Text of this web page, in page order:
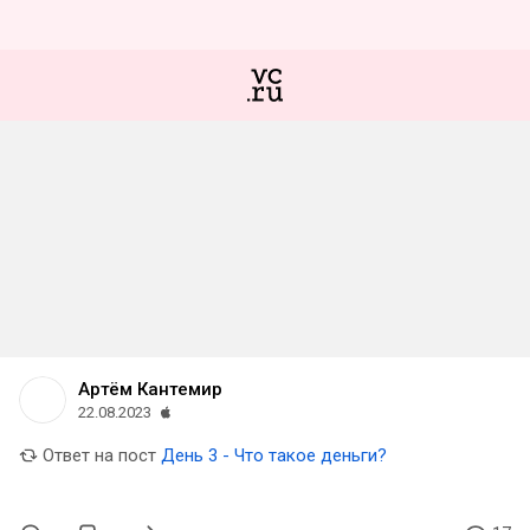
Артём Кантемир
22.08.2023
Ответ на пост День 3 - Что такое деньги?